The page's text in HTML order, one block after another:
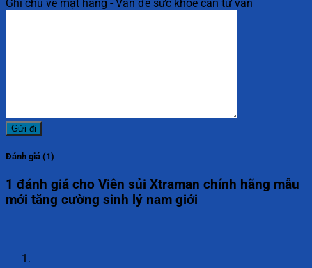
Ghi chú về mặt hàng - Vấn đề sức khỏe cần tư vấn
Đánh giá (1)
1 đánh giá cho Viên sủi Xtraman chính hãng mẫu
mới tăng cường sinh lý nam giới